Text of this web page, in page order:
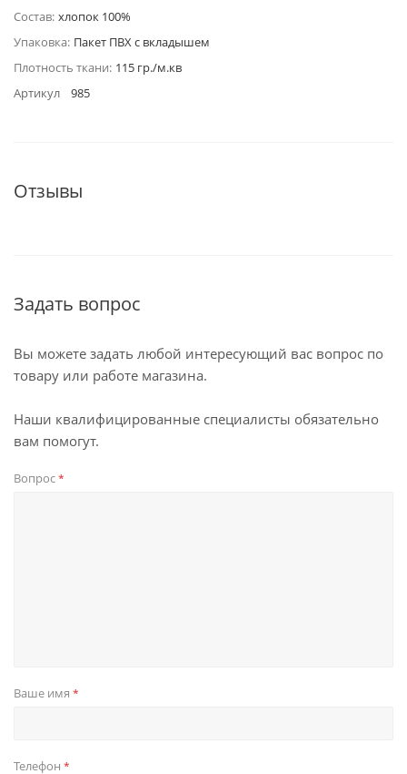
Состав: хлопок 100%
Упаковка: Пакет ПВХ с вкладышем
Плотность ткани: 115 гр./м.кв
Артикул
985
Отзывы
Задать вопрос
Вы можете задать любой интересующий вас вопрос по
товару или работе магазина.
Наши квалифицированные специалисты обязательно
вам помогут.
Вопрос*
Ваше имя *
Телефон *